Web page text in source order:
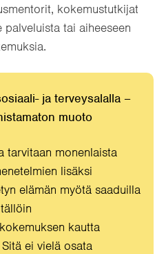
kokemustutkijat
tai aiheeseen
ja terveysalalla –
muoto
tarvitaan monenlaista
lisäksi
elämän myötä saaduilla
kautta
ei vielä osata